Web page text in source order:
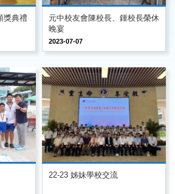
獎典禮
元中校友會陳校長、鍾校長榮休
晚宴
2023-07-07
22-23 姊妹學校交流